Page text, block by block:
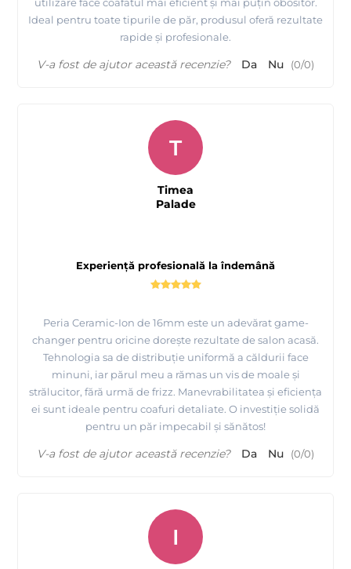
Ideal pentru toate tipurile de păr, produsul oferă rezultate
rapide și profesionale.
V-a fost de ajutor această recenzie? Da Nu (0/0)
Experiență profesională la îndemână
Peria Ceramic-Ion de 16mm este un adevărat game-
changer pentru oricine dorește rezultate de salon acasă.
Tehnologia sa de distribuție uniformă a căldurii face
minuni, iar părul meu a rămas un vis de moale și
strălucitor, fără urmă de frizz. Manevrabilitatea și eficiența
ei sunt ideale pentru coafuri detaliate. O investiție solidă
pentru un păr impecabil și sănătos!
T
Timea
Palade
V-a fost de ajutor această recenzie? Da Nu (0/0)
I